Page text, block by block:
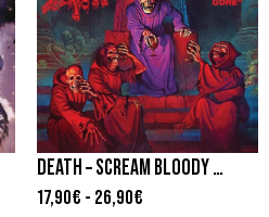
DEATH – SCREAM BLOODY GORE
17,90€ - 26,90€